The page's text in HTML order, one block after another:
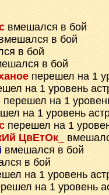
вмешался в бой
в бой
в бой
в бой
перешел на 1
на 1 уровень
перешел на 1
на 1 уровень
перешел на 1
ЦвЕтОк_
вмешался в бой
в бой
на 1 уровень
на 1 уровень